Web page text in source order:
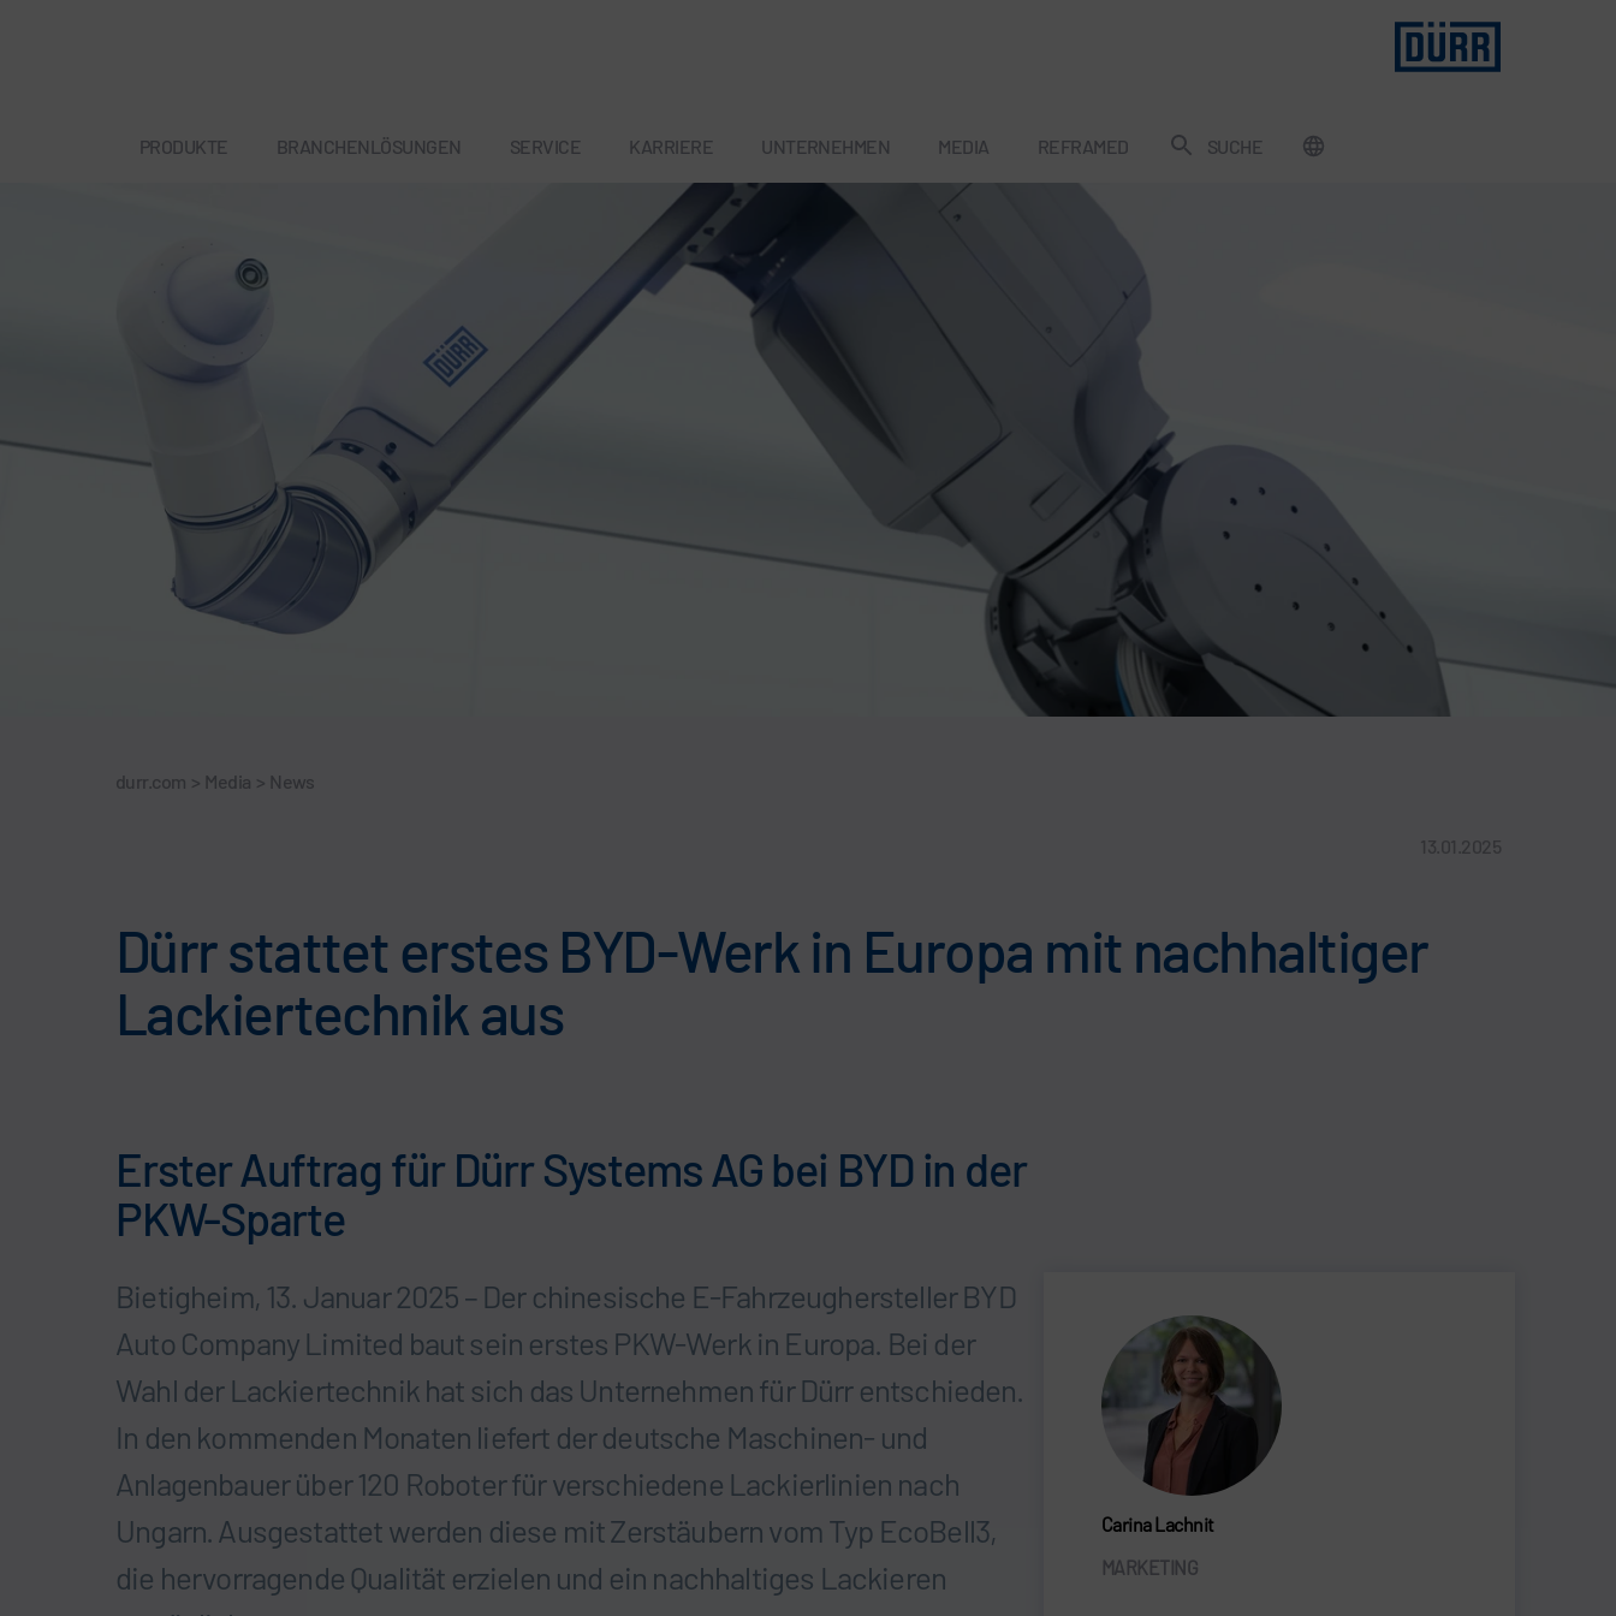
PRODUKTE BRANCHENLÖSUNGEN SERVICE KARRIERE UNTERNEHMEN MEDIA REFRAMED SUCHE
durr.com > Media > News
13.01.2025
Dürr stattet erstes BYD-Werk in Europa mit nachhaltiger
Lackiertechnik aus
Erster Auftrag für Dürr Systems AG bei BYD in der
PKW-Sparte
Bietigheim, 13. Januar 2025 – Der chinesische E-Fahrzeughersteller BYD
Auto Company Limited baut sein erstes PKW-Werk in Europa. Bei der
Wahl der Lackiertechnik hat sich das Unternehmen für Dürr entschieden.
In den kommenden Monaten liefert der deutsche Maschinen- und
Anlagenbauer über 120 Roboter für verschiedene Lackierlinien nach
Ungarn. Ausgestattet werden diese mit Zerstäubern vom Typ EcoBell3,
die hervorragende Qualität erzielen und ein nachhaltiges Lackieren
Carina Lachnit
MARKETING